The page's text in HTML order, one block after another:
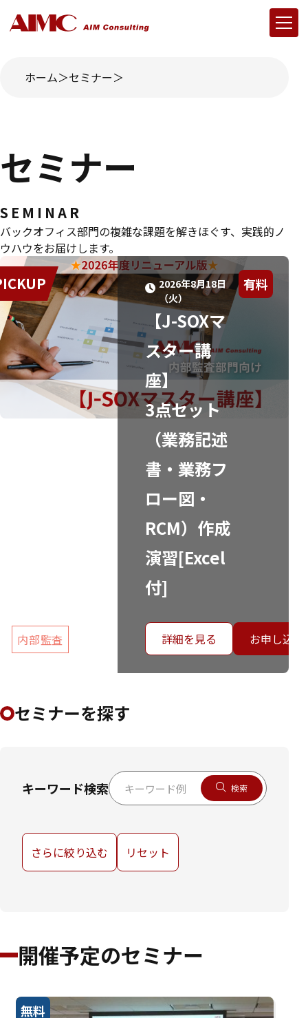
ホーム セミナー
セミナー
SEMINAR
バックオフィス部門の複雑な課題を解きほぐす、実践的ノ
ウハウをお届けします。
【J-SOXマ
スター講
座】
3点セット
（業務記述
書・業務フ
ロー図・
RCM）作成
演習[Excel
付]
有料
2026年8月18日
（火）
詳細を見る お申し込み
内部監査
セミナーを探す
キーワード検索 検索
さらに絞り込む リセット
開催予定のセミナー
無料